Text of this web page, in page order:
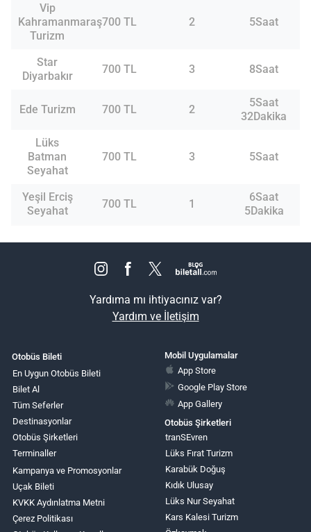
Vip
Kahramanmaraş
Turizm
700 TL 2 5Saat
Star
Diyarbakır
700 TL 3 8Saat
Ede Turizm 700 TL 2
5Saat
32Dakika
Lüks
Batman
Seyahat
700 TL 3 5Saat
Yeşil Erciş
Seyahat
700 TL 1
6Saat
5Dakika
Yardıma mı ihtiyacınız var?
Yardım ve İletişim
Otobüs Bileti
En Uygun Otobüs Bileti
Bilet Al
Tüm Seferler
Destinasyonlar
Otobüs Şirketleri
Terminaller
Kampanya ve Promosyonlar
Uçak Bileti
KVKK Aydınlatma Metni
Çerez Politikası
Mobil Uygulamalar
App Store
Google Play Store
App Gallery
Otobüs Şirketleri
tranSEvren
Lüks Fırat Turizm
Karabük Doğuş
Kıdık Ulusay
Lüks Nur Seyahat
Kars Kalesi Turizm